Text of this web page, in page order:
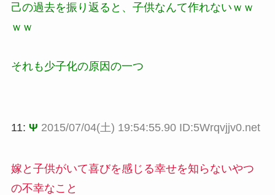
己の過去を振り返ると、子供なんて作れないｗｗ
ｗｗ
それも少子化の原因の一つ
11: Ψ 2015/07/04(土) 19:54:55.90 ID:5Wrqvjjv0.net
嫁と子供がいて喜びを感じる幸せを知らないやつ
の不幸なこと